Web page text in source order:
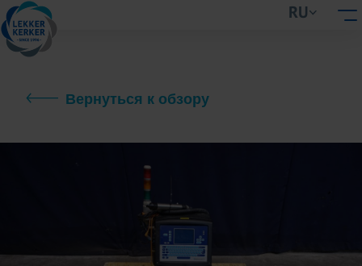
RU
Вернуться к обзору